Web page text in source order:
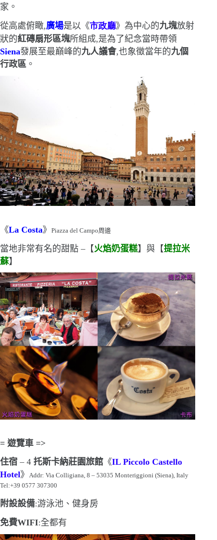
家。
從高處俯瞰,廣場是以《市政廳》為中心的九塊放射
狀的紅磚扇形區塊所組成,是為了紀念當時帶領
Siena發展至最巔峰的九人議會,也象徵當年的九個
行政區 。
《La Costa》 Piazza del Campo周邊
當地非常有名的甜點 – 【火焰奶蛋糕】與【提拉米
蘇】
= 遊覽車 =>
住宿 – 4 托斯卡納莊園旅館 《IL Piccolo Castello
Hotel》 Addr: Via Colligiana, 8 – 53035 Monteriggioni (Siena), Italy
Tel:+39 0577 307300
附設設備:游泳池、健身房
免費WIFI:全都有